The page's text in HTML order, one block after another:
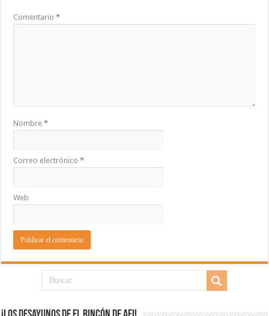
Comentario*
Nombre*
Correo electrónico*
Web